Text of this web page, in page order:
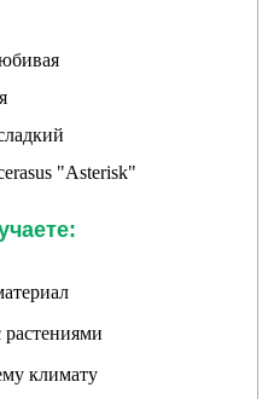
"Asterisk"
климату